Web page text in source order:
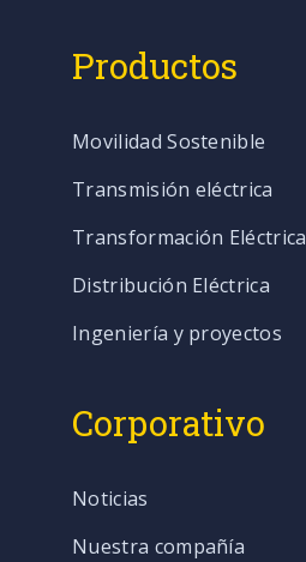
Productos
Movilidad Sostenible
Transmisión eléctrica
Transformación Eléctrica
Distribución Eléctrica
Ingeniería y proyectos
Corporativo
Noticias
Nuestra compañía